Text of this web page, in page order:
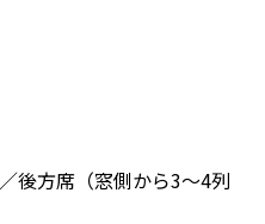
後方席（窓側から3～4列